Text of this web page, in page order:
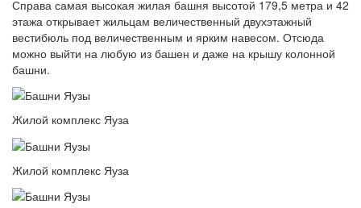
Справа самая высокая жилая башня высотой 179,5 метра и 42
этажа открывает жильцам величественный двухэтажный
вестибюль под величественным и ярким навесом. Отсюда
можно выйти на любую из башен и даже на крышу колонной
башни.
Жилой комплекс Яуза
Жилой комплекс Яуза